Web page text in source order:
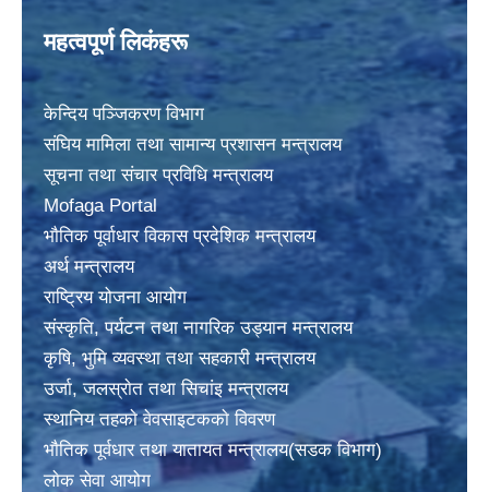
महत्वपूर्ण लिकंहरू
केन्दिय पञ्जिकरण विभाग
संघिय मामिला तथा सामान्य प्रशासन मन्त्रालय
सूचना तथा संचार प्रविधि मन्त्रालय
Mofaga Portal
भाैतिक पूर्वाधार विकास प्रदेशिक मन्त्रालय
अर्थ मन्त्रालय
राष्ट्रिय योजना आयोग
संस्कृति, पर्यटन तथा नागरिक उड्यान मन्त्रालय
कृषि, भुमि व्यवस्था तथा सहकारी मन्त्रालय
उर्जा, जलस्राेत तथा सिचांइ मन्त्रालय
स्थानिय तहकाे वेवसाइटककाे विवरण
भाैतिक पूर्वधार तथा यातायत मन्त्रालय(सडक विभाग)
लाेक सेवा आयोग